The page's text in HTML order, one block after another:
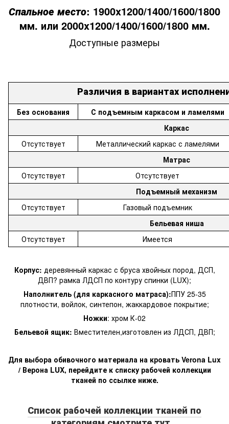
Спальное место: 1900x1200/1400/1600/1800
мм. или 2000x1200/1400/1600/1800 мм.
Доступные размеры
Различия в вариантах
Без основания
С подъемным каркасом и ламелями
Каркас
Отсутствует
Металлический каркас с ламелями
Матрас
Отсутствует
Отсутствует
Подъемный механизм
Отсутствует
Газовый подъемник
Бельевая ниша
Отсутствует
Имеется
Корпус: деревянный каркас с бруса хвойных пород, ДСП,
ДВП? рамка ЛДСП по контуру спинки (LUX);
Наполнитель (для каркасного матраса):ППУ 25-35
плотности, войлок, синтепон, жаккардовое покрытие;
Ножки: хром К-02
Бельевой ящик: Вместителен,изготовлен из ЛДСП, ДВП;
Для выбора обивочного материала на кровать Verona Lux
/ Верона LUX, перейдите к списку рабочей коллекции
тканей по ссылке ниже.
Список рабочей коллекции тканей по